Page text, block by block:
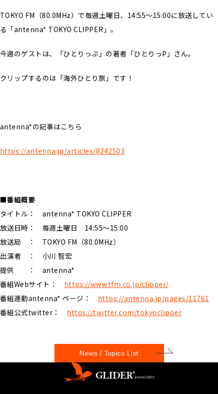
TOKYO FM（80.0MHz）で毎週土曜日、14:55〜15:00に放送してい
る「antenna* TOKYO CLIPPER」。
今週のゲストは、「ひとりっぷ」の著者「ひとりっP」さん。
クリップするのは「海外ひとり旅」です！
antenna*の記事はこちら
https://antenna.jp/articles/8242503
■番組概要
タイトル： antenna* TOKYO CLIPPER
放送日時： 毎週土曜日 14:55〜15:00
放送局 ： TOKYO FM（80.0MHz）
出演者 ： 小川 智宏
提供 ： antenna*
番組Webサイト： https://www.tfm.co.jp/clipper/
番組連動antenna* ページ： https://antenna.jp/pages/11761
番組公式twitter： https://twitter.com/tokyoclipper
News / Topics List